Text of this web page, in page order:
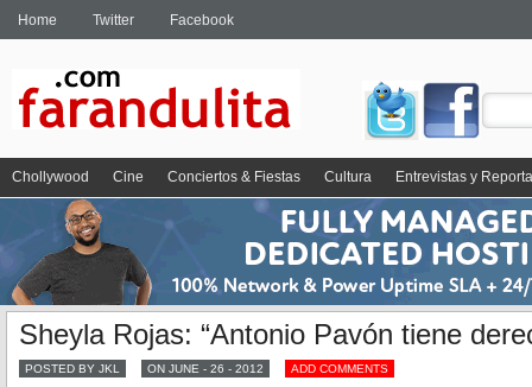
Home Twitter Facebook
Chollywood Cine Conciertos & Fiestas Cultura Entrevistas y
Sheyla Rojas: “Antonio Pavón tiene
POSTED BY JKL ON JUNE - 26 - 2012 ADD COMMENTS